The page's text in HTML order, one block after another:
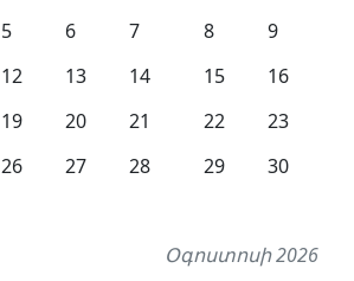
Օգոստոսի 2026
5 6 7 8
9
12 13 14 15
16
19 20 21 22
23
26 27 28 29
30